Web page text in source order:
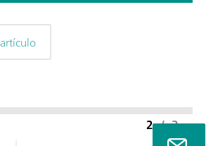
2 / 3